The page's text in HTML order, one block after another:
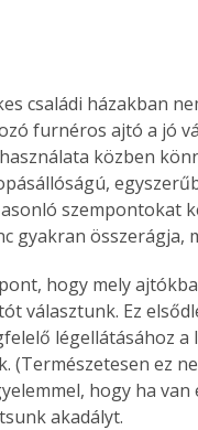
családi házakban
furnéros ajtó a jó
közben
szempontokat
gyakran összerágja,
hogy mely
választunk. Ez
légellátásához
(Természetesen ez
hogy ha
akadályt.